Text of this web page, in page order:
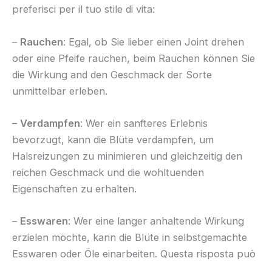
preferisci per il tuo stile di vita:
– Rauchen: Egal, ob Sie lieber einen Joint drehen
oder eine Pfeife rauchen, beim Rauchen können Sie
die Wirkung and den Geschmack der Sorte
unmittelbar erleben.
– Verdampfen: Wer ein sanfteres Erlebnis
bevorzugt, kann die Blüte verdampfen, um
Halsreizungen zu minimieren und gleichzeitig den
reichen Geschmack und die wohltuenden
Eigenschaften zu erhalten.
– Esswaren: Wer eine langer anhaltende Wirkung
erzielen möchte, kann die Blüte in selbstgemachte
Esswaren oder Öle einarbeiten. Questa risposta può